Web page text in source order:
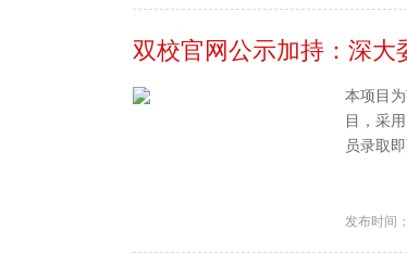
双校官网公示加持：深大
本项目
目，采
员录取
发布时间